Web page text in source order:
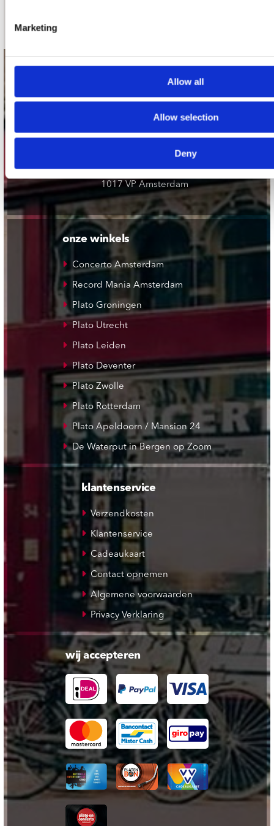
Marketing
Allow all
Allow selection
Deny
Stuur ons een e-mail
webwinkel@platomania.nl
Concerto Recordstore
Utrechtsestraat 52-60
1017 VP Amsterdam
onze winkels
Concerto Amsterdam
Record Mania Amsterdam
Plato Groningen
Plato Utrecht
Plato Leiden
Plato Deventer
Plato Zwolle
Plato Rotterdam
Plato Apeldoorn / Mansion 24
De Waterput in Bergen op Zoom
klantenservice
Verzendkosten
Klantenservice
Cadeaukaart
Contact opnemen
Algemene voorwaarden
Privacy Verklaring
wij accepteren